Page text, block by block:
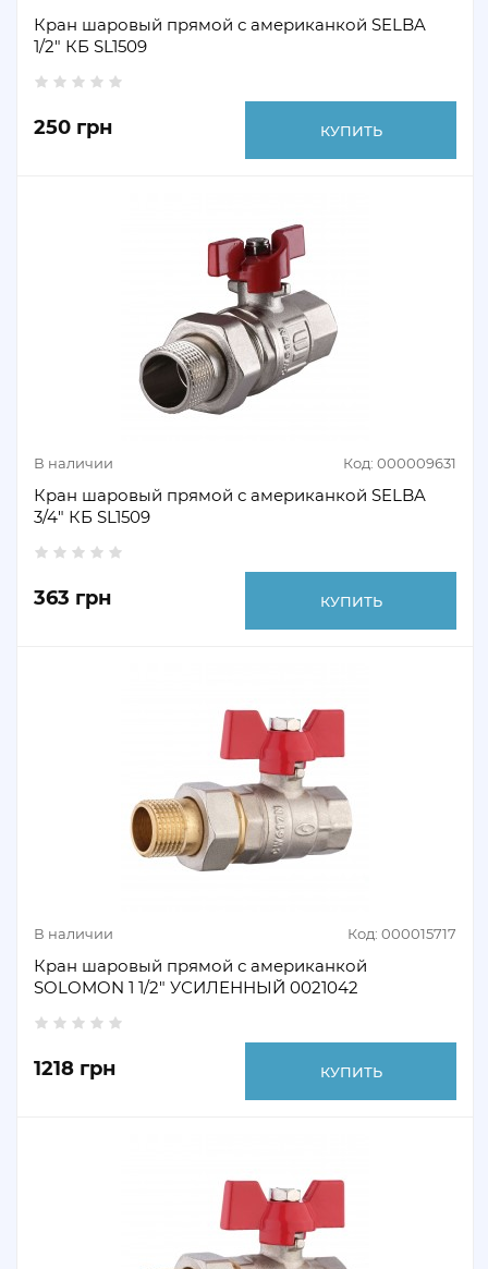
Кран шаровый прямой с американкой SELBA
1/2" КБ SL1509
250 грн КУПИТЬ
В наличии Код: 000009631
Кран шаровый прямой с американкой SELBA
3/4" КБ SL1509
363 грн КУПИТЬ
В наличии Код: 000015717
Кран шаровый прямой с американкой
SOLOMON 1 1/2" УСИЛЕННЫЙ 0021042
1218 грн КУПИТЬ